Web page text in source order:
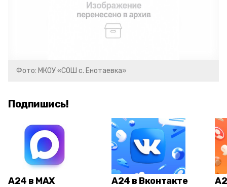
Фото: МКОУ «СОШ с. Енотаевка»
Подпишись!
А24 в MAX А24 в Вконтакте